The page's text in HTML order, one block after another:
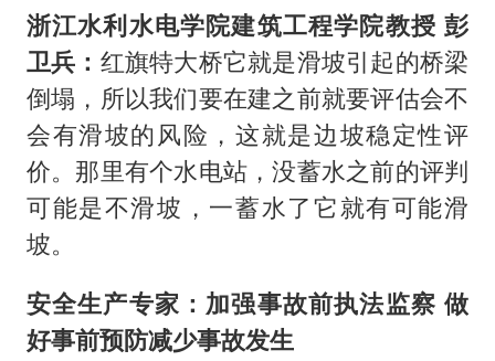
浙江水利水电学院建筑工程学院教授 彭
卫兵： 红旗特大桥它就是滑坡引起的桥梁
倒塌，所以我们要在建之前就要评估会不
会有滑坡的风险，这就是边坡稳定性评
价。那里有个水电站，没蓄水之前的评判
可能是不滑坡，一蓄水了它就有可能滑
坡。
安全生产专家：加强事故前执法监察 做
好事前预防减少事故发生